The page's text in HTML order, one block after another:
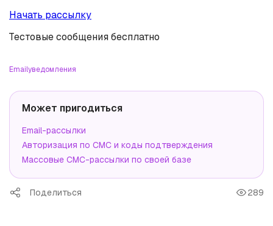
Начать рассылку
Тестовые сообщения бесплатно
Emailуведомления
Может пригодиться
Email-рассылки
Авторизация по СМС и коды подтверждения
Массовые СМС-рассылки по своей базе
Поделиться 289